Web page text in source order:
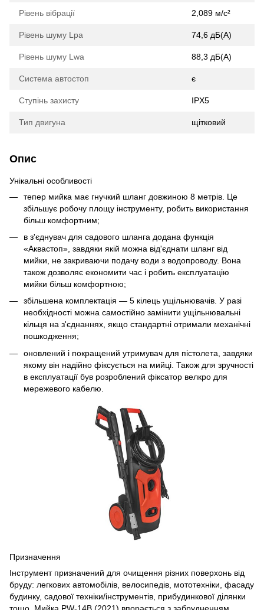
Рівень вібрації 2,089 м/с²
Рівень шуму Lpa 74,6 дБ(А)
Рівень шуму Lwa 88,3 дБ(А)
Система автостоп є
Ступінь захисту IPX5
Тип двигуна щітковий
Опис
Унікальні особливості
тепер мийка має гнучкий шланг довжиною 8 метрів. Це
збільшує робочу площу інструменту, робить використання
більш комфортним;
в з'єднувач для садового шланга додана функція
«Аквастоп», завдяки якій можна від'єднати шланг від
мийки, не закриваючи подачу води з водопроводу. Вона
також дозволяє економити час і робить експлуатацію
мийки більш комфортною;
збільшена комплектація — 5 кілець ущільнювачів. У разі
необхідності можна самостійно замінити ущільнювальні
кільця на з'єднаннях, якщо стандартні отримали механічні
пошкодження;
оновлений і покращений утримувач для пістолета, завдяки
якому він надійно фіксується на мийці. Також для зручності
в експлуатації був розроблений фіксатор велкро для
мережевого кабелю.
Призначення
Інструмент призначений для очищення різних поверхонь від
бруду: легкових автомобілів, велосипедів, мототехніки, фасаду
будинку, садової техніки/інструментів, прибудинкової ділянки
тощо. Мийка PW-14B (2021) впорається з забрудненням